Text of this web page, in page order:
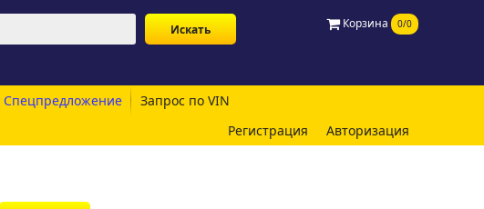
Корзина 0/0
Спецпредложение
Запрос по VIN
Регистрация
Авторизация